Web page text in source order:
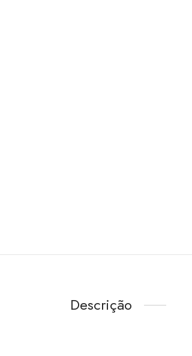
Descrição